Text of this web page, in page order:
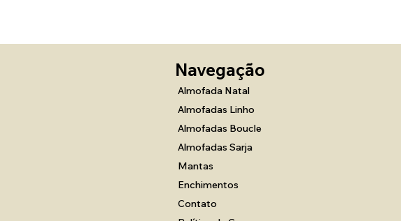
Navegação
Almofada Natal
Almofadas Linho
Almofadas Boucle
Almofadas Sarja
Mantas
Enchimentos
Contato